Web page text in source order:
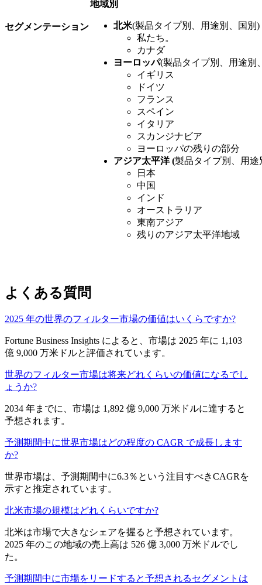
セグメンテーション
地域別
北米(製品タイプ別、用途別、国別)
私たち。
カナダ
ヨーロッパ(製品タイプ別、用途別
イギリス
ドイツ
フランス
スペイン
イタリア
スカンジナビア
ヨーロッパの残りの部分
アジア太平洋 (製品タイプ別、用途
日本
中国
インド
オーストラリア
東南アジア
残りのアジア太平洋地域
よくある質問
2025 年の世界のフィルター市場の価値はいくらですか?
Fortune Business Insights によると、市場は 2025 年に 1,103
億 9,000 万米ドルと評価されています。
世界のフィルター市場は将来どれくらいの価値になるでし
ょうか?
2034 年までに、市場は 1,892 億 9,000 万米ドルに達すると
予想されます。
予測期間中に世界市場はどの程度の CAGR で成長します
か?
世界市場は、予測期間中に6.3％という注目すべきCAGRを
示すと推定されています。
北米市場の規模はどれくらいですか?
北米は市場で大きなシェアを握ると予想されています。
2025 年のこの地域の売上高は 526 億 3,000 万米ドルでし
た。
予測期間中に市場をリードすると予想されるセグメントは